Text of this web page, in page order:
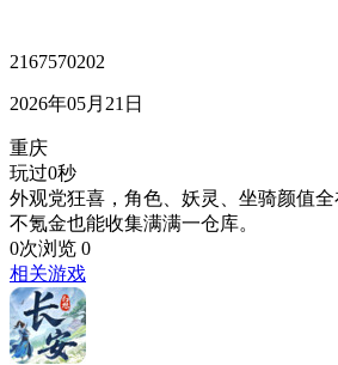
2167570202
2026年05月21日
重庆
玩过0秒
外观党狂喜，角色、妖灵、坐骑颜值全
不氪金也能收集满满一仓库。
0次浏览 0
相关游戏